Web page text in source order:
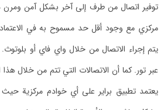
توفير اتصال من طرف إلى آخر بشكل آمن ومرن
مركزي مع وجود أقل حد مسموح به في الاعتماد
يتم إجراء الاتصال من خلال واي فاي أو بلوتوث.
عبر تور. كما أن الاتصالات التي تتم من خلال
يعتمد تطبيق براير على أي خوادم مركزية حيث